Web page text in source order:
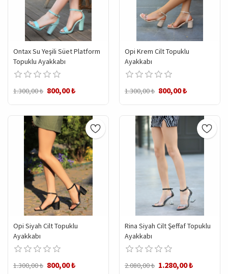
Ontax Su Yeşili Süet Platform
Topuklu Ayakkabı
1.300,00 ₺ 800,00 ₺
Opi Krem Cilt Topuklu
Ayakkabı
1.300,00 ₺ 800,00 ₺
Opi Siyah Cilt Topuklu
Ayakkabı
1.300,00 ₺ 800,00 ₺
Rina Siyah Cilt Şeffaf Topuklu
Ayakkabı
2.080,00 ₺ 1.280,00 ₺